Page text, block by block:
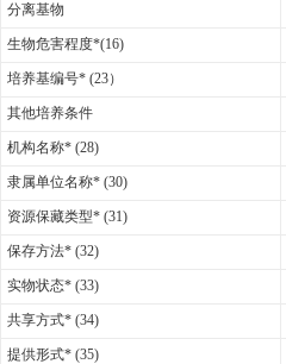
分离基物
生物危害程度*(16)
培养基编号* (23）
其他培养条件
机构名称* (28)
隶属单位名称* (30)
资源保藏类型* (31)
保存方法* (32)
实物状态* (33)
共享方式* (34)
提供形式* (35)